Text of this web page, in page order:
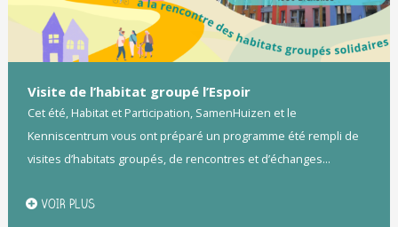
Visite de l’habitat groupé l’Espoir
Cet été, Habitat et Participation, SamenHuizen et le
Kenniscentrum vous ont préparé un programme été rempli de
visites d’habitats groupés, de rencontres et d’échanges...
VOIR PLUS